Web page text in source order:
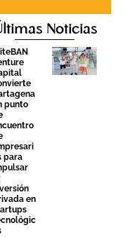
Noticias
punto
para
en